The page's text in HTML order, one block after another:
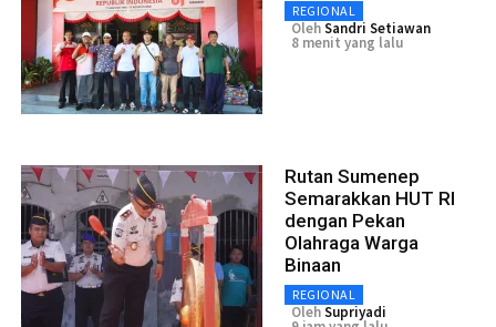
REGIONAL
OlehSandri Setiawan
8 menit yang lalu
Rutan Sumenep
Semarakkan HUT RI
dengan Pekan
Olahraga Warga
Binaan
REGIONAL
OlehSupriyadi